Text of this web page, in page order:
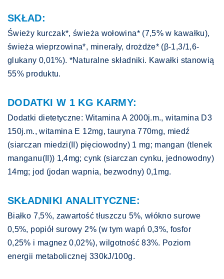
SKŁAD:
Świeży kurczak*, świeża wołowina* (7,5% w kawałku),
świeża wieprzowina*, minerały, drożdże* (β-1,3/1,6-
glukany 0,01%). *Naturalne składniki. Kawałki stanowią
55% produktu.
DODATKI W 1 KG KARMY:
Dodatki dietetyczne: Witamina A 2000j.m., witamina D3
150j.m., witamina E 12mg, tauryna 770mg, miedź
(siarczan miedzi(II) pięciowodny) 1 mg; mangan (tlenek
manganu(II)) 1,4mg; cynk (siarczan cynku, jednowodny)
14mg; jod (jodan wapnia, bezwodny) 0,1mg.
SKŁADNIKI ANALITYCZNE:
Białko 7,5%, zawartość tłuszczu 5%, włókno surowe
0,5%, popiół surowy 2% (w tym wapń 0,3%, fosfor
0,25% i magnez 0,02%), wilgotność 83%. Poziom
energii metabolicznej 330kJ/100g.